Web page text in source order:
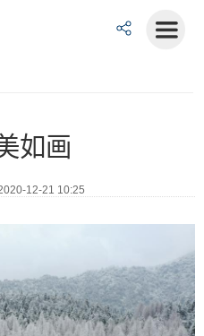
如画
12-21 10:25